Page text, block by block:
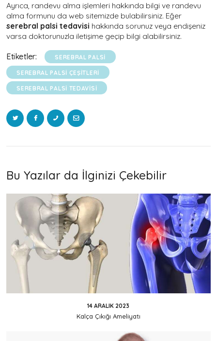
Ayrıca, randevu alma işlemleri hakkında bilgi ve randevu
alma formunu da web sitemizde bulabilirsiniz. Eğer
serebral palsi tedavisi hakkında sorunuz veya endişeniz
varsa doktorunuzla iletişime geçip bilgi alabilirsiniz.
Etiketler: SEREBRAL PALSI
SEREBRAL PALSI ÇEŞITLERI
SEREBRAL PALSI TEDAVISI
Bu Yazılar da İlginizi Çekebilir
14 ARALIK 2023
Kalça Çıkığı Ameliyatı